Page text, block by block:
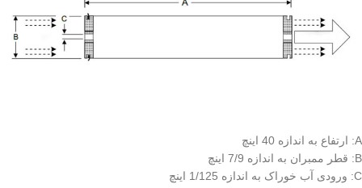
A: ارتفاع به اندازه 40 اینچ
B: قطر ممبران به اندازه 7/9 اینچ
C: ورودی آب خوراک به اندازه 1/125 اینچ